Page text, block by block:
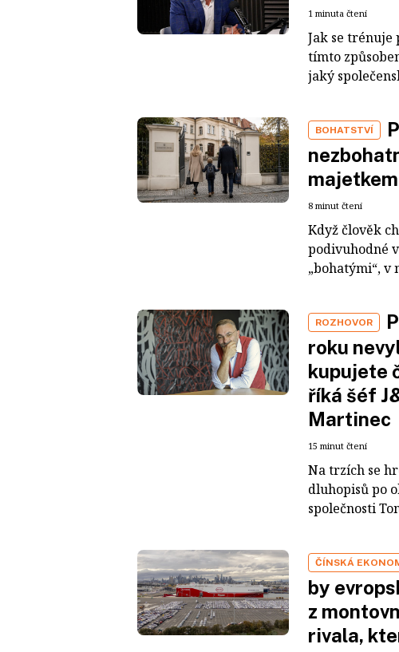
1 minuta čtení
Jak se
tímto
jaký
BOHATSTVÍ
8 minut čtení
Když člověk
podivuhodné
„bohatými“, v
ROZHOVOR
roku
kupujete
říká šéf
Martinec
15 minut čtení
Na trzích se
dluhopisů po
společnosti
ČÍNSKÁ
by
z
rivala,